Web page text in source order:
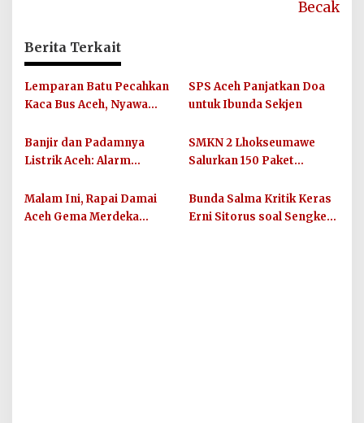
Becak
Berita Terkait
Lemparan Batu Pecahkan
Kaca Bus Aceh, Nyawa
Terancam
SPS Aceh Panjatkan Doa
untuk Ibunda Sekjen
Banjir dan Padamnya
Listrik Aceh: Alarm
SMKN 2 Lhokseumawe
Salurkan 150 Paket
Siswa Terdampak Banjir
Bandang
Malam Ini, Rapai Damai
Aceh Gema Merdeka
Bunda Salma Kritik Keras
Erni Sitorus soal Sengketa